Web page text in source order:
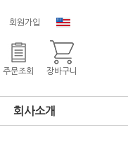
회원가입
주문조회 장바구니
회사소개